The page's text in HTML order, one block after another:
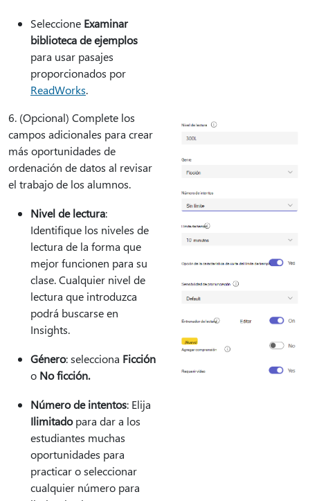
Seleccione Examinar
biblioteca de ejemplos
para usar pasajes
proporcionados por
ReadWorks.
6. (Opcional) Complete los
campos adicionales para crear
más oportunidades de
ordenación de datos al revisar
el trabajo de los alumnos.
Nivel de lectura:
Identifique los niveles de
lectura de la forma que
mejor funcionen para su
clase. Cualquier nivel de
lectura que introduzca
podrá buscarse en
Insights.
Género: selecciona Ficción
o No ficción.
Número de intentos: Elija
Ilimitadopara dar a los
estudiantes muchas
oportunidades para
practicar o seleccionar
cualquier número para